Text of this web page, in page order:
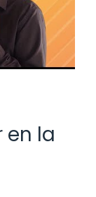
en la